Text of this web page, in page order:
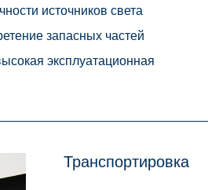
источников света
запасных частей
эксплуатационная
Транспортировка